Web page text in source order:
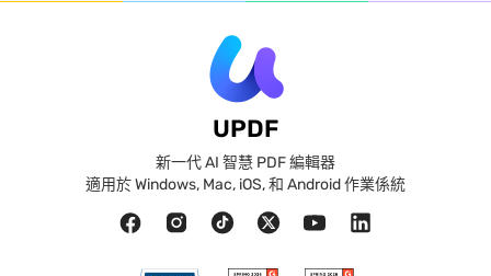
UPDF
新一代 AI 智慧 PDF 編輯器
適用於 Windows, Mac, iOS, 和 Android 作業係統